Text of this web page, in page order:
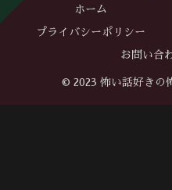
ホーム
プライバシーポリシー
お問い合
© 2023 怖い話好きの